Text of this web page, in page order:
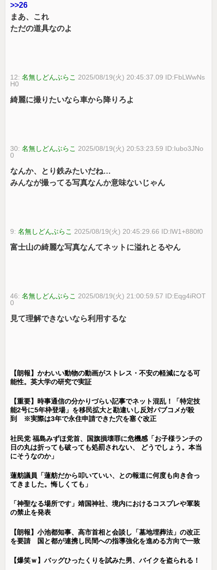
>>26
まあ、これ
ただの道具なのよ
12:名無しどんぶらこ 2025/08/19(火) 20:45:37.09 ID:FbLWwNs
H0
綺麗に撮りたいなら車から降りろよ
30:名無しどんぶらこ 2025/08/19(火) 20:53:23.59 ID:Iubo3JNo
0
なんか、とり鉄みたいだね…
みんなが撮ってる写真なんか意味ないじゃん
9:名無しどんぶらこ 2025/08/19(火) 20:45:29.66 ID:lW1+880f0
富士山の綺麗な写真なんてネットに溢れとるやん
46:名無しどんぶらこ 2025/08/19(火) 21:00:59.57 ID:Eqg4iROT
0
見て理解できないなら利用するな
【朗報】かわいい動物の動画がストレス・不安の軽減になる可
能性。英大学の研究で実証
【重要】時事通信の分かりづらい記事でネット混乱！「特定技
能2号に5年枠登場」を移民拡大と勘違いし反対パブコメが殺
到 ※実際は3年で永住申請できた穴を塞ぐ改正
社民党 福島みずほ党首、国旗損壊罪に危機感「お子様ランチの
日の丸は折っても破っても処罰されない、 どうでしょう。本当
にそうなのか」
蓮舫議員「蓮舫だから叩いていい、との報道に何度も向き合っ
てきました。悔しくても」
「神聖なる場所です」靖国神社、境内におけるコスプレや軍装
の禁止を発表
【朗報】小池都知事、高市首相と会談し「墓地埋葬法」の改正
を要請 国と都が連携し民間への指導強化を進める方向で一致
【爆笑ｗ】バッグひったくりを試みた男、バイクを盗られる！